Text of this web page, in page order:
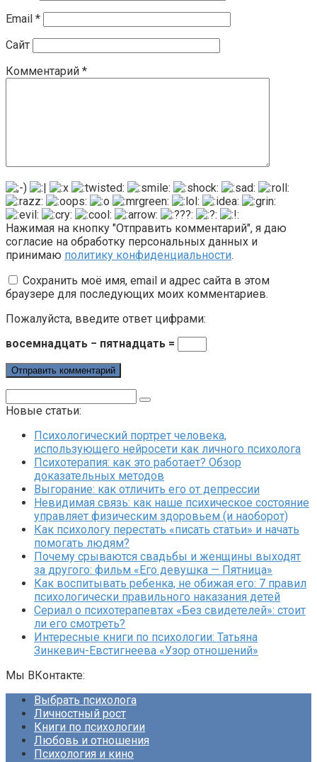
Email *
Сайт
Комментарий *
Нажимая на кнопку "Отправить комментарий", я даю
согласие на обработку персональных данных и
принимаю политику конфиденциальности.
Сохранить моё имя, email и адрес сайта в этом
браузере для последующих моих комментариев.
Пожалуйста, введите ответ цифрами:
восемнадцать − пятнадцать =
Новые статьи:
Психологический портрет человека,
использующего нейросети как личного психолога
Психотерапия: как это работает? Обзор
доказательных методов
Выгорание: как отличить его от депрессии
Невидимая связь: как наше психическое состояние
управляет физическим здоровьем (и наоборот)
Как психологу перестать «писать статьи» и начать
помогать людям?
Почему срываются свадьбы и женщины выходят
за другого: фильм «Его девушка — Пятница»
Как воспитывать ребенка, не обижая его: 7 правил
психологически правильного наказания детей
Сериал о психотерапевтах «Без свидетелей»: стоит
ли его смотреть?
Интересные книги по психологии: Татьяна
Зинкевич-Евстигнеева «Узор отношений»
Мы ВКонтакте:
Выбрать психолога
Личностный рост
Книги по психологии
Любовь и отношения
Психология и кино